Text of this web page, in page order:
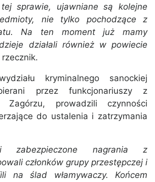
sprawie, ujawniane są kolejne
nie tylko pochodzące z
Na ten moment już mamy
działali również w powiecie
kryminalnego sanockiej
przez funkcjonariuszy z
Zagórzu, prowadzili czynności
do ustalenia i zatrzymania
zabezpieczone nagrania z
członków grupy przestępczej i
na ślad włamywaczy. Końcem